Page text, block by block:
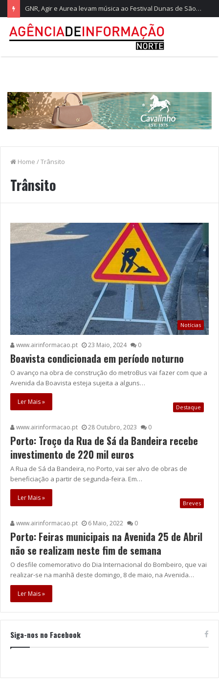
GNR, Agir e Aurea levam música ao Festival Dunas de São Jacinto
Home /Trânsito
Trânsito
Notícias
www.airinformacao.pt 23 Maio, 2024 0
Boavista condicionada em período noturno
O avanço na obra de construção do metroBus vai fazer com que a
Avenida da Boavista esteja sujeita a alguns…
Ler Mais »
Destaque
www.airinformacao.pt 28 Outubro, 2023 0
Porto: Troço da Rua de Sá da Bandeira recebe
investimento de 220 mil euros
A Rua de Sá da Bandeira, no Porto, vai ser alvo de obras de
beneficiação a partir de segunda-feira. Em…
Ler Mais »
Breves
www.airinformacao.pt 6 Maio, 2022 0
Porto: Feiras municipais na Avenida 25 de Abril
não se realizam neste fim de semana
O desfile comemorativo do Dia Internacional do Bombeiro, que vai
realizar-se na manhã deste domingo, 8 de maio, na Avenida…
Ler Mais »
Siga-nos no Facebook